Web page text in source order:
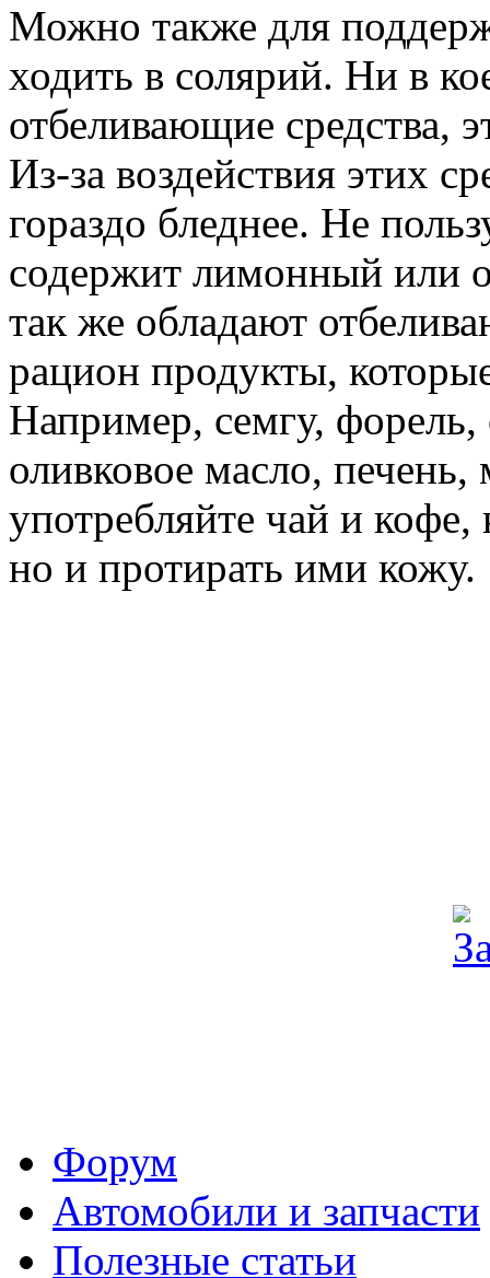
Можно также для
ходить в солярий. Ни в
отбеливающие средства,
Из-за воздействия этих
гораздо бледнее. Не
содержит лимонный или
так же обладают
рацион продукты,
Например, семгу,
оливковое масло,
употребляйте чай и
но и протирать ими кожу.
Форум
Автомобили и запчасти
Полезные статьи